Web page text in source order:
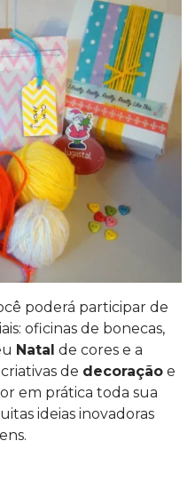
poderá participar de
oficinas de bonecas,
Natal de cores e a
de decoração e
em prática toda sua
ideias inovadoras